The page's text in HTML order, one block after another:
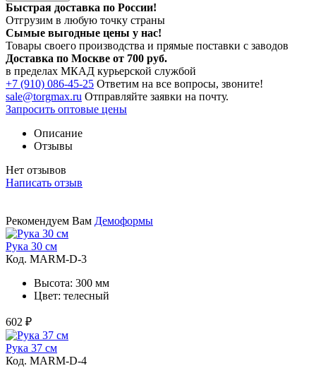
Быстрая доставка по России!
Отгрузим в любую точку страны
Сымые выгодные цены у нас!
Товары своего производства и прямые поставки с заводов
Доставка по Москве от 700 руб.
в пределах МКАД курьерской службой
+7 (910) 086-45-25 Ответим на все вопросы, звоните!
sale@torgmax.ru Отправляйте заявки на почту.
Запросить оптовые цены
Описание
Отзывы
Нет отзывов
Написать отзыв
Рекомендуем Вам Демоформы
Рука 30 см
Код. MARM-D-3
Высота: 300 мм
Цвет: телесный
602 ₽
Рука 37 см
Код. MARM-D-4